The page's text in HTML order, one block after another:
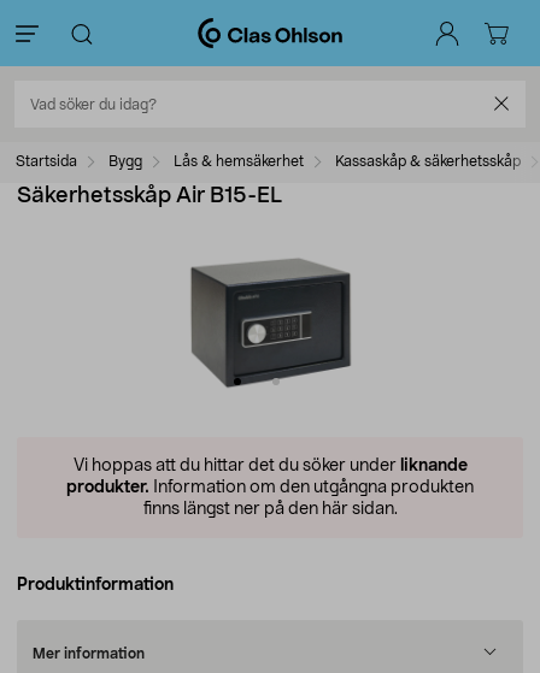
Startsida Bygg Lås & hemsäkerhet Kassaskåp & säkerhetsskåp
Säkerhetsskåp Air B15-EL
Vi hoppas att du hittar det du söker under liknande
produkter. Information om den utgångna produkten
finns längst ner på den här sidan.
Produktinformation
Mer information